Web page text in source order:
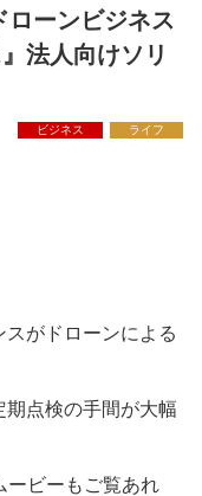
ローンビジネス
法人向けソリ
ビジネス ライフ
がドローンによる
点検の手間が大幅
ービーもご覧あれ